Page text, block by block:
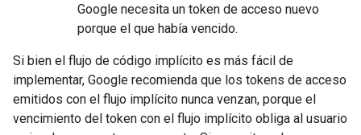
Google necesita un token de acceso nuevo
porque el que había vencido.
Si bien el flujo de código implícito es más fácil de
implementar, Google recomienda que los tokens de acceso
emitidos con el flujo implícito nunca venzan, porque el
vencimiento del token con el flujo implícito obliga al usuario